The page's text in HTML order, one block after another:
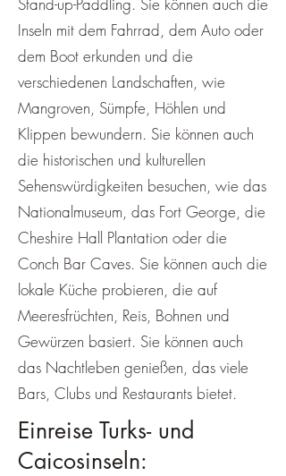
Inseln mit dem Fahrrad, dem Auto oder
dem Boot erkunden und die
verschiedenen Landschaften, wie
Mangroven, Sümpfe, Höhlen und
Klippen bewundern. Sie können auch
die historischen und kulturellen
Sehenswürdigkeiten besuchen, wie das
Nationalmuseum, das Fort George, die
Cheshire Hall Plantation oder die
Conch Bar Caves. Sie können auch die
lokale Küche probieren, die auf
Meeresfrüchten, Reis, Bohnen und
Gewürzen basiert. Sie können auch
das Nachtleben genießen, das viele
Bars, Clubs und Restaurants bietet.
Einreise Turks- und
Caicosinseln: